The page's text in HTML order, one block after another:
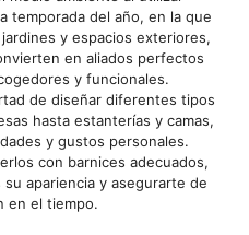
temporada del año, en la que
y espacios exteriores,
en aliados perfectos
y funcionales.
de diseñar diferentes tipos
hasta estanterías y camas,
y gustos personales.
con barnices adecuados,
apariencia y asegurarte de
en el tiempo.